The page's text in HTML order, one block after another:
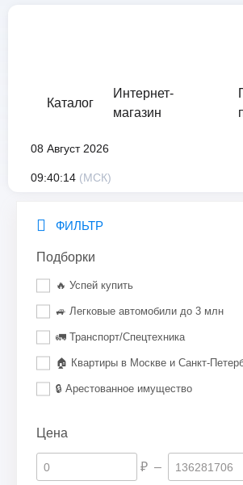
Каталог
Интернет-
магазин
08 Август 2026
09:40:14 (МСК)
ФИЛЬТР
Подборки
🔥 Успей купить
🚙 Легковые автомобили до 3 млн
🚛 Транспорт/Спецтехника
🏠 Квартиры в Москве и Санкт-
🔒 Арестованное имущество
Цена
₽ –